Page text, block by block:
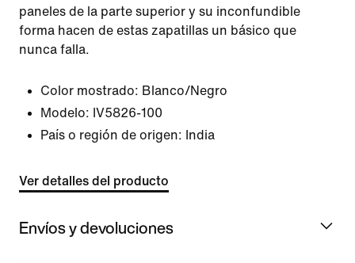
paneles de la parte superior y su inconfundible
forma hacen de estas zapatillas un básico que
nunca falla.
Color mostrado: Blanco/Negro
Modelo: IV5826-100
País o región de origen: India
Ver detalles del producto
Envíos y devoluciones